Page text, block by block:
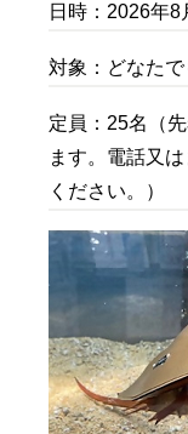
日時：2026年
対象：どなたで
定員：25名（
ます。電話又
ください。）